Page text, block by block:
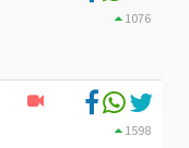
1076
1598